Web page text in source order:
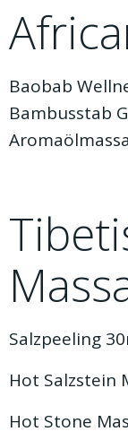
Baobab
Bambusstab
Salzpeeling
Hot Salzstein
Hot Stone